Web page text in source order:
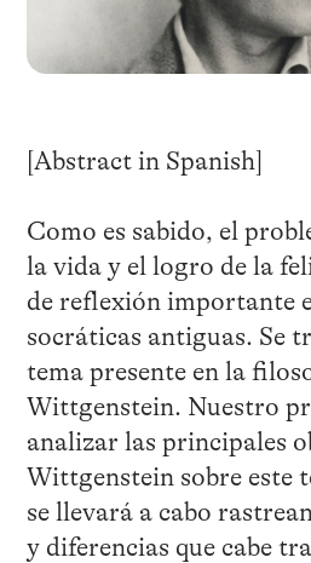
[Abstract in Spanish]
Como es sabido, el
la vida y el logro de la
de reflexión importante
socráticas antiguas. Se
tema presente en la
Wittgenstein. Nuestro
analizar las principales
Wittgenstein sobre este
se llevará a cabo
y diferencias que cabe